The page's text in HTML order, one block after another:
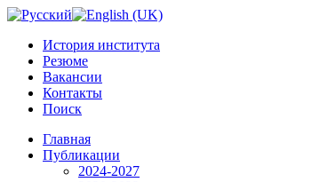
История института
Резюме
Вакансии
Контакты
Поиск
Главная
Публикации
2024-2027